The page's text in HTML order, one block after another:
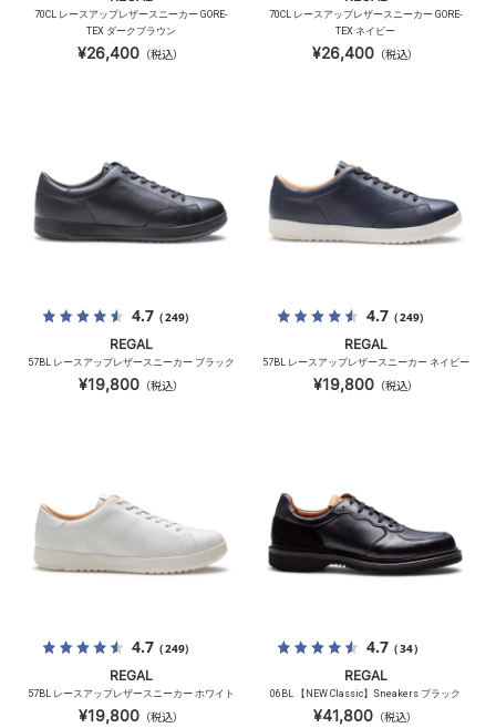
70CL レースアップレザースニーカー GORE-
TEX ダークブラウン
¥26,400 （税込）
70CL レースアップレザースニーカー GORE-
TEX ネイビー
¥26,400 （税込）
4.7（249）
REGAL
57BL レースアップレザースニーカー ブラック
¥19,800（税込）
4.7（249）
REGAL
57BL レースアップレザースニーカー ネイビー
¥19,800（税込）
4.7（249）
REGAL
57BL レースアップレザースニーカー ホワイト
¥19,800（税込）
4.7（34）
REGAL
06BL 【NEW Classic】Sneakers ブラック
¥41,800 （税込）